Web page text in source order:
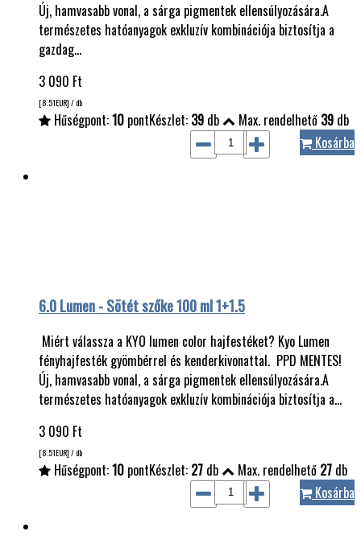
Új, hamvasabb vonal, a sárga pigmentek ellensúlyozására.A
természetes hatóanyagok exkluzív kombinációja biztosítja a
gazdag…
3 090 Ft
[8.51EUR] / db
Hűségpont:10 pontKészlet: 39 db Max. rendelhető 39 db
Kosárba
6.0 Lumen - Sötét szőke 100 ml 1+1.5
Miért válassza a KYO lumen color hajfestéket? Kyo Lumen
fényhajfesték gyömbérrel és kenderkivonattal. PPD MENTES!
Új, hamvasabb vonal, a sárga pigmentek ellensúlyozására.A
természetes hatóanyagok exkluzív kombinációja biztosítja a…
3 090 Ft
[8.51EUR] / db
Hűségpont:10 pontKészlet: 27 db Max. rendelhető 27 db
Kosárba